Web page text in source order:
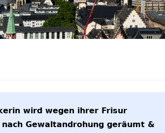
wird wegen ihrer Frisur
Gewaltandrohung geräumt &